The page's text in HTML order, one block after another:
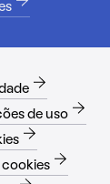
de uso
cookies